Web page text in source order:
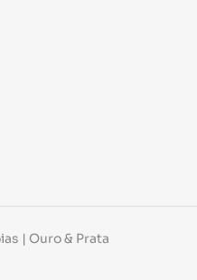
| Ouro & Prata